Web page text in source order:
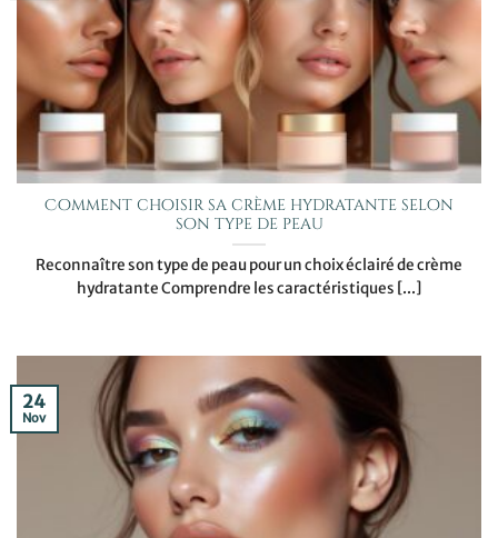
Comment choisir sa crème hydratante selon
son type de peau
Reconnaître son type de peau pour un choix éclairé de crème
hydratante Comprendre les caractéristiques [...]
24
Nov